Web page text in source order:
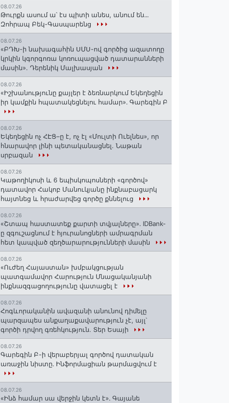
08.07.26
Թուրքն ասում ա՝ էս պիտի անես, անում են․․․
Զոհրապ Բեկ-Գասպարենց
08.07.26
«ԲԴԽ-ի նախագահին ՍՄՍ-ով գործից ազատողը
կրկին կգորգոռա կոռուպացված դատարանների
մասին». Դերենիկ Մալխասյան
08.07.26
«Իշխանությունը քայլեր է ձեռնարկում Եկեղեցին
իր կամքին հպատակեցնելու համար»․ Գարեգին Բ
08.07.26
Եկեղեցին ոչ ՀԷՑ–ը է, ոչ էլ «Մուլտի Ուելնես», որ
հնարավոր լինի պետականացնել. Նաթան
սրբազան
08.07.26
️Կաթողիկոսի և 6 եպիսկոպոսների «գործով»
դատավոր Հակոբ Մանուկյանը ինքնաբացարկ
հայտնեց և հրաժարվեց գործը քննելուց
08.07.26
«Շտապ հաստատեք քարտի տվյալները»․ IDBank-
ը զգուշացնում է հյուրանոցների ամրագրման
հետ կապված զեղծարարությունների մասին
08.07.26
«Ուժեղ Հայաստան» խմբակցության
պատգամավոր Հարություն Մնացականյանի
ինքնազգացողությունը վատացել է
08.07.26
Հոգևորականին ավազանի անունով դիմելը
պարզապես անքաղաքավարություն չէ, այլ՝
գործի դրվող գռեհկություն. Տեր Եսայի
08.07.26
Գարեգին Բ-ի վերաբերյալ գործով դատական
առաջին նիստը․ Ինֆորմացիան թարմացվում է
08.07.26
«Ինձ համար սա վերջին կետն է»․ Գայանե